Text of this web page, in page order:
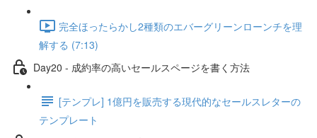
完全ほったらかし2種類のエバーグリーンローンチを理
解する (7:13)
Day20 - 成約率の高いセールスページを書く方法
[テンプレ] 1億円を販売する現代的なセールスレターの
テンプレート